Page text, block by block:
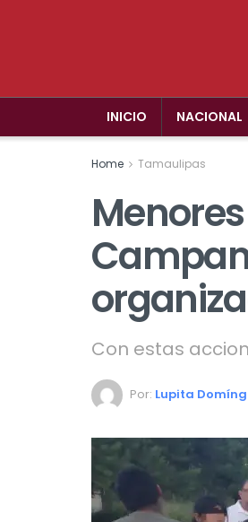
INICIO NACIONAL
Home Tamaulipas
Con estas
Por: Lupita